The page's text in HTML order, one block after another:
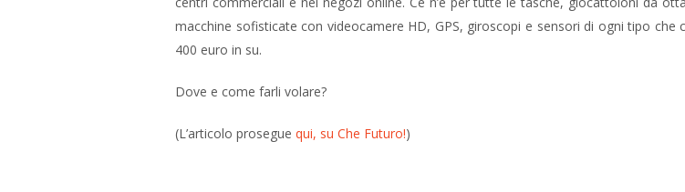
macchine sofisticate con videocamere HD, GPS, giroscopi e sensori di ogni tipo che
400 euro in su.
Dove e come farli volare?
(L’articolo prosegue qui, su Che Futuro!)